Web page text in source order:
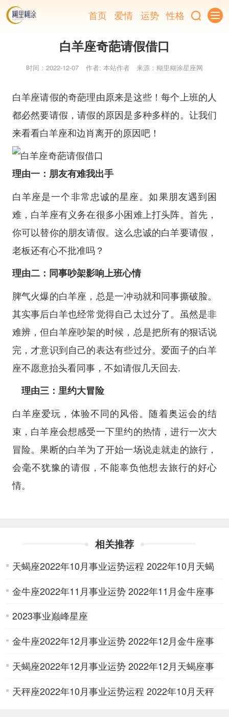
首页 爱情 运势 性格
白羊座奇葩请假借口
时间：2022-12-07 作者: 本站作者 来源：糊里糊涂星座网
白羊座请假的奇葩理由原来是这些！每个上班的人
都必然要请假，请假的原因是多种多样的。让我们
来看看白羊座和边肖离开的原因吧！
理由一：朋友有难我出手
白羊座是一个非常忠诚的星座。如果朋友遇到困
难，白羊座有义务在很多小困难上打头阵。首先，
你可以替你的朋友请假。这么忠诚的白羊要请假，
老板还有心不批准吗？
理由二：同事吵架影响上班心情
脾气火爆的白羊座，总是一冲动就和同事撕破脸。
其实事后白羊也经常觉得自己太过分了。虽然是非
难辨，但白羊座吵架的时候，总是把所有的狠话说
完，才意识到自己的表达有些过分。爱面子的白羊
座不愿意抬头看同事，不如请假几天回去.
理由三：里约大冒险
白羊座爱玩，体验不同的风俗。随着奥运会的结
束，白羊座会想感受一下里约的热情，进行一次大
冒险。果断的白羊为了开始一场说走就走的旅行，
会毫不犹豫的请假，不能辜负他想去旅行的好心
情。
相关推荐
天蝎座2022年10月事业运势运程 2022年10月天蝎
座事业运势详解
金牛座2022年11月事业运势 2022年11月金牛座事
业运势详解
2023事业巅峰星座
金牛座2022年12月事业运势 2022年12月金牛座事
业运势详解
天蝎座2022年12月事业运势 2022年12月天蝎座事
业运势详解
天秤座2022年10月事业运势运程 2022年10月天秤